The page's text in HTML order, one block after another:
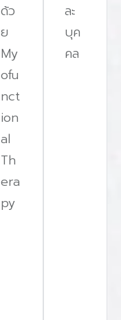
ด้ว
ย
My
ofu
nct
ion
al
Th
era
py
ละ
บุค
คล